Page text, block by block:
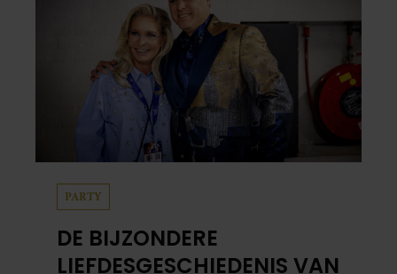
PARTY
DE BIJZONDERE
LIEFDESGESCHIEDENIS VAN